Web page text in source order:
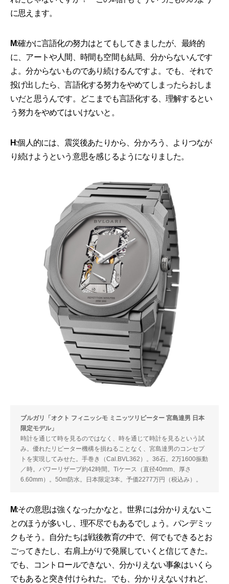
に思えます。
M:確かに言語化の努力はとてもしてきましたが、最終的
に、アートや人間、時間も空間も結局、分からないんです
よ。分からないものであり続けるんですよ。でも、それで
投げ出したら、言語化する努力をやめてしまったらおしま
いだと思うんです。どこまでも言語化する、理解するとい
う努力をやめてはいけないと。
H:個人的には、震災後あたりから、分かろう、よりつなが
り続けようという意思を感じるようになりました。
ブルガリ「オクト フィニッシモ ミニッツリピーター 宮島達男 日本
限定モデル」
時計を通じて時を見るのではなく、時を通じて時計を見るという試
み。優れたリピーター機構を損ねることなく、宮島達男のコンセプ
トを実現してみせた。手巻き（Cal.BVL362）。36石。2万1600振動
／時。パワーリザーブ約42時間。Tiケース（直径40mm、厚さ
6.60mm）。50m防水。日本限定3本。予価2277万円（税込み）。
M:その意思は強くなったかなと。世界には分かりえないこ
とのほうが多いし、理不尽でもあるでしょう。パンデミッ
クもそう。自分たちは戦後教育の中で、何でもできるとお
ごってきたし、右肩上がりで発展していくと信じてきた。
でも、コントロールできない、分かりえない事象はいくら
でもあると突き付けられた。でも、分かりえないけれど、